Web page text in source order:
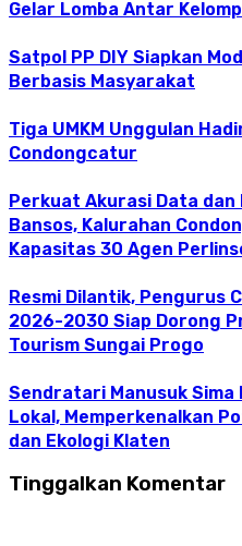
Gelar Lomba Antar
Satpol PP DIY Siapkan
Berbasis Masyarakat
Tiga UMKM Unggulan
Condongcatur
Perkuat Akurasi Data
Bansos, Kalurahan
Kapasitas 30 Agen
Resmi Dilantik, Pengurus
2026-2030 Siap Dorong
Tourism Sungai Progo
Sendratari Manusuk
Lokal, Memperkenalkan
dan Ekologi Klaten
Tinggalkan Komentar